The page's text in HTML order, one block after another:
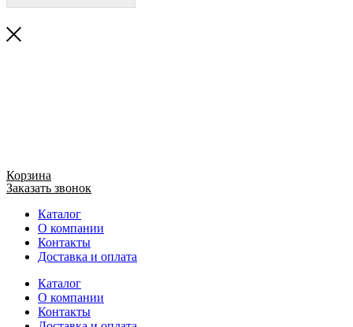
Корзина
Заказать звонок
Каталог
О компании
Контакты
Доставка и оплата
Каталог
О компании
Контакты